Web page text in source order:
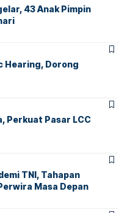
43 Anak Pimpin
Hearing, Dorong
Perkuat Pasar LCC
TNI, Tahapan
Masa Depan